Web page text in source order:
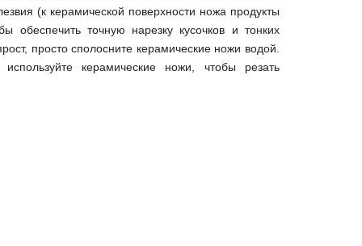
(к керамической поверхности ножа продукты
обеспечить точную нарезку кусочков и тонких
просто сполосните керамические ножи водой.
керамические ножи, чтобы резать